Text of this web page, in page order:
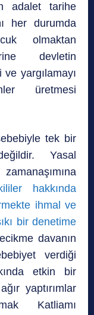
adalet tarihe
her durumda
olmaktan
devletin
yargılamayı
üretmesi
tek bir
Yasal
hakkında
ihmal ve
bir denetime
davanın
verdiği
etkin bir
yaptırımlar
Katliamı